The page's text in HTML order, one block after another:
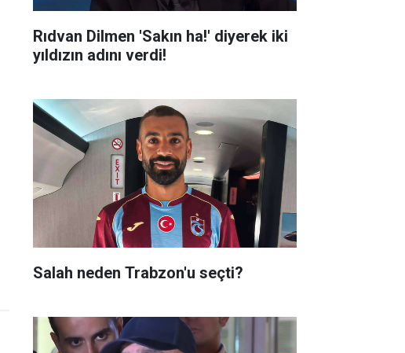
Rıdvan Dilmen 'Sakın ha!' diyerek iki
yıldızın adını verdi!
Salah neden Trabzon'u seçti?